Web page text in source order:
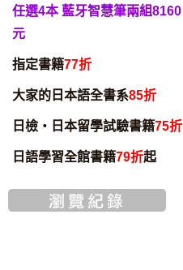
任選4本 藍牙智慧筆兩組8160
元
指定書籍77折
大家的日本語全書系85折
日檢・日本留學試驗書籍75折
日語學習全館書籍79折起